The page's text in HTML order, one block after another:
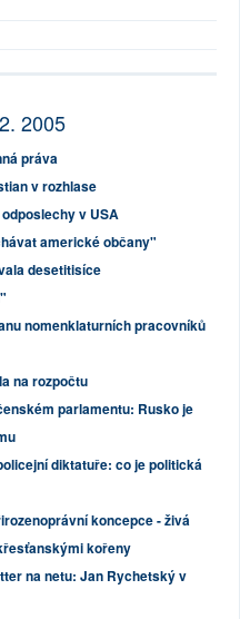
2005
práva
v rozhlase
v USA
americké občany"
desetitisíce
nomenklaturních pracovníků
na rozpočtu
parlamentu: Rusko je
diktatuře: co je politická
koncepce - živá
kořeny
na netu: Jan Rychetský v